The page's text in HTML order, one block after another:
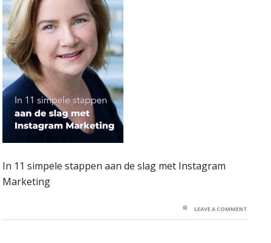
In 11 simpele stappen aan de slag met Instagram
Marketing
LEAVE A COMMENT